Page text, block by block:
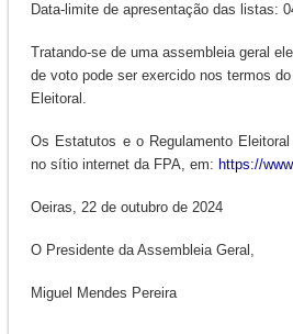
Data-limite de apresentação das listas:
Tratando-se de uma assembleia geral
de voto pode ser exercido nos termos
Eleitoral.
Os Estatutos e o Regulamento
no sítio internet da FPA, em: https://
Oeiras, 22 de outubro de 2024
O Presidente da Assembleia Geral,
Miguel Mendes Pereira